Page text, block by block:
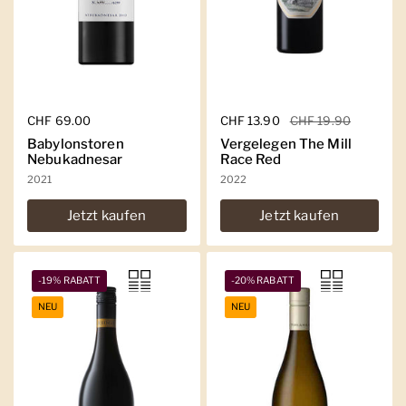
Regulärer Preis
CHF 69.00
Babylonstoren
Nebukadnesar
2021
Jetzt kaufen
Regulärer Preis
CHF 13.90 Sale-Preis
CHF 19.90
Vergelegen The Mill
Race Red
2022
Jetzt kaufen
-19% RABATT
NEU
-20% RABATT
NEU